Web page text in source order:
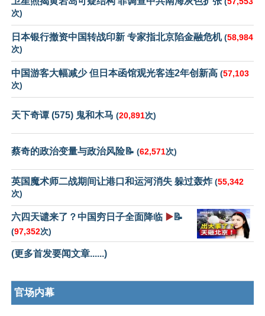
次)
日本银行撤资中国转战印新 专家指北京陷金融危机(58,984
次)
中国游客大幅减少 但日本函馆观光客连2年创新高 (57,103
次)
天下奇谭 (575) 鬼和木马 (20,891次)
蔡奇的政治变量与政治风险📝 (62,571次)
英国魔术师二战期间让港口和运河消失 躲过轰炸(55,342
次)
六四天谴来了？中国穷日子全面降临 ▶️📝
(97,352次)
(更多首发要闻文章......)
官场内幕